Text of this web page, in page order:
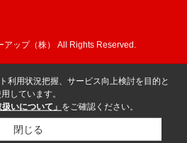
アップ（株） All Rights Reserved.
利用状況把握、サービス向上検討を目的と
しています。
いについて」 をご確認ください。
閉じる